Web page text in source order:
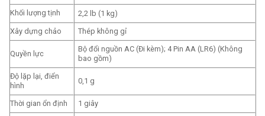
Khối lượng tịnh 2,2 lb (1 kg)
Xây dựng chảo Thép không gỉ
Quyền lực
Bộ đổi nguồn AC (Đi kèm); 4 Pin AA (LR6) (Không
bao gồm)
Độ lặp lại, điển
hình
0,1 g
Thời gian ổn định
1 giây